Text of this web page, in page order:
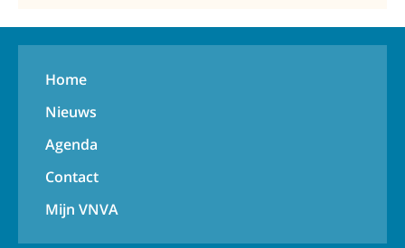
Home
Nieuws
Agenda
Contact
Mijn VNVA